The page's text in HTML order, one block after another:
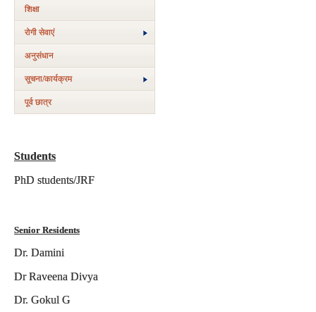
शिक्षा
रोगी सेवाएं
अनुसंधान
सूचना/कार्यक्रम
पूर्व छात्र
Students
PhD students/JRF
Senior Residents
Dr. Damini
Dr Raveena Divya
Dr. Gokul G